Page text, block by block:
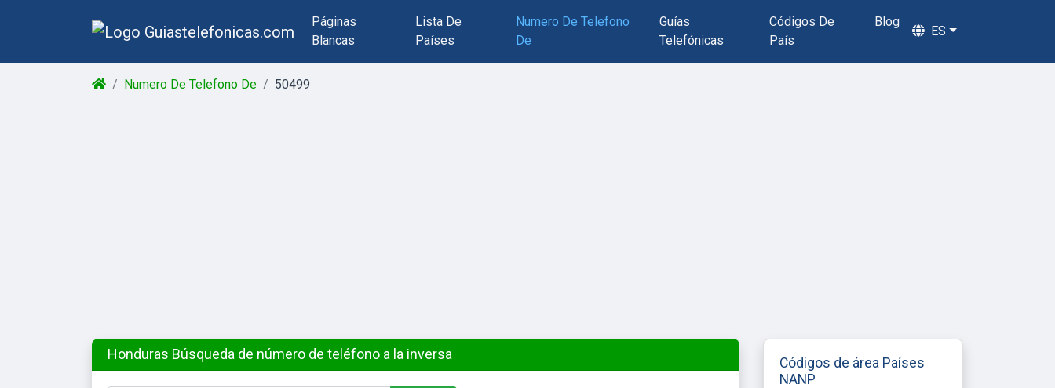
Páginas
Blancas
Lista De
Países
Numero De Telefono
De
Guías
Telefónicas
Códigos De
País
Blog
ES
Numero De Telefono De 50499
Honduras Búsqueda de número de teléfono a la inversa
Códigos de área Países
NANP